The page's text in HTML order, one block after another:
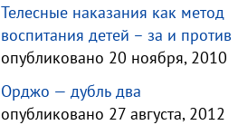
Телесные наказания как метод
воспитания детей – за и против
опубликовано 20 ноября, 2010
Орджо — дубль два
опубликовано 27 августа, 2012